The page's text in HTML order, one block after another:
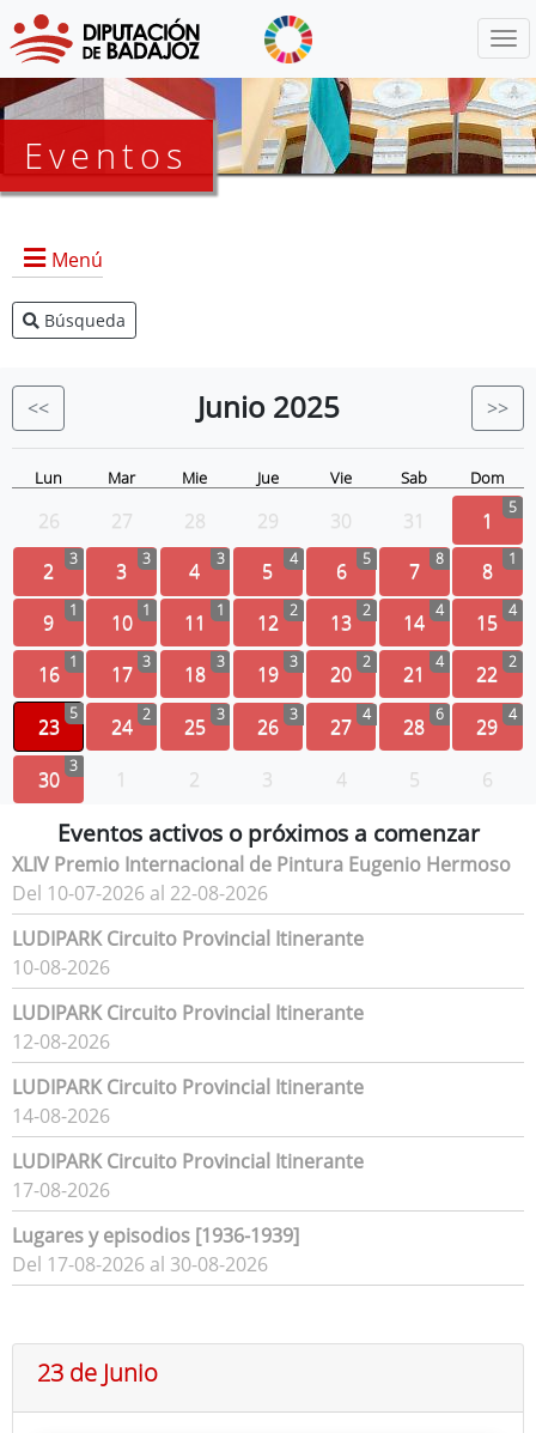
Eventos
Menú
Agenda Presidencia
Eventos
Búsqueda
<< Junio 2025 >>
Lun Mar Mie Jue Vie Sab Dom
26 27 28 29 30 31 1 5
2 3 3 3 4 3 5 4 6 5 7 8 8 1
9 1 10 1 11 1 12 2 13 2 14 4 15 4
16 1 17 3 18 3 19 3 20 2 21 4 22 2
23
5
24 2 25 3 26 3 27 4 28 6 29 4
30 3 1 2 3 4 5 6
Eventos activos o próximos a comenzar
XLIV Premio Internacional de Pintura Eugenio Hermoso
Del 10-07-2026 al 22-08-2026
LUDIPARK Circuito Provincial Itinerante
10-08-2026
LUDIPARK Circuito Provincial Itinerante
12-08-2026
LUDIPARK Circuito Provincial Itinerante
14-08-2026
LUDIPARK Circuito Provincial Itinerante
17-08-2026
Lugares y episodios [1936-1939]
Del 17-08-2026 al 30-08-2026
23 de Junio